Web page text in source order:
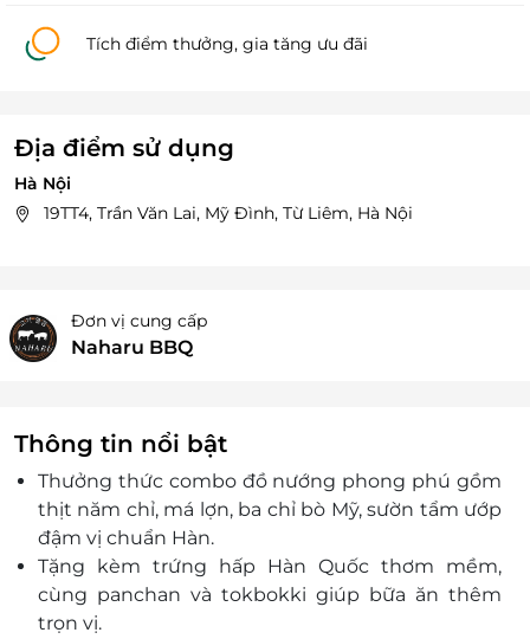
Tích điểm thưởng, gia tăng ưu đãi
Địa điểm sử dụng
Hà Nội
19TT4, Trần Văn Lai, Mỹ Đình, Từ Liêm, Hà Nội
Đơn vị cung cấp
Naharu BBQ
Thông tin nổi bật
Thưởng thức combo đồ nướng phong phú gồm
thịt năm chỉ, má lợn, ba chỉ bò Mỹ, sườn tẩm ướp
đậm vị chuẩn Hàn.
Tặng kèm trứng hấp Hàn Quốc thơm mềm,
cùng panchan và tokbokki giúp bữa ăn thêm
trọn vị.